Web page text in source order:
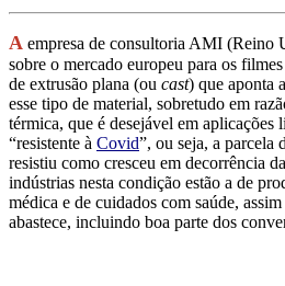
A empresa de consultoria AMI (Reino
sobre o mercado europeu para os
de extrusão plana (ou cast) que aponta
esse tipo de material, sobretudo em
térmica, que é desejável em aplicações
“resistente à Covid”, ou seja, a parcela
resistiu como cresceu em decorrência
indústrias nesta condição estão a de
médica e de cuidados com saúde,
abastece, incluindo boa parte dos